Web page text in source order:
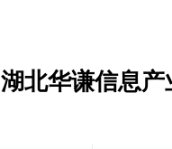
湖北华谦信息产